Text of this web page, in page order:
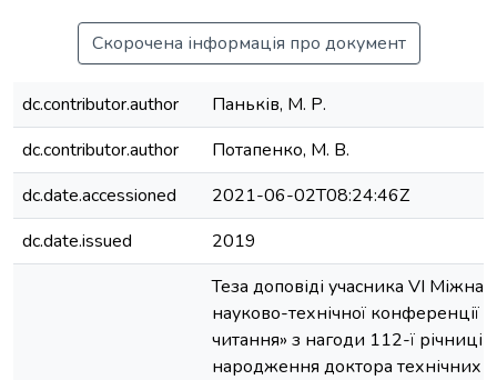
Скорочена інформація про документ
dc.contributor.author
Паньків, М. Р.
dc.contributor.author
Потапенко, М. В.
dc.date.accessioned
2021-06-02T08:24:46Z
dc.date.issued
2019
Теза доповіді учасника VI
науково-технічної конференції
читання» з нагоди 112-ї річниці
народження доктора технічних